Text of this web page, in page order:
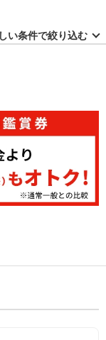
い条件で絞り込む